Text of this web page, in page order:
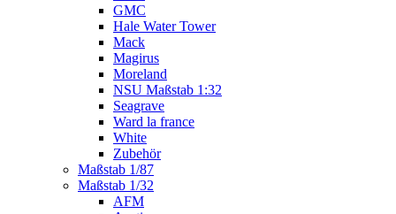
GMC
Hale Water Tower
Mack
Magirus
Moreland
NSU Maßstab 1:32
Seagrave
Ward la france
White
Zubehör
Maßstab 1/87
Maßstab 1/32
AFM